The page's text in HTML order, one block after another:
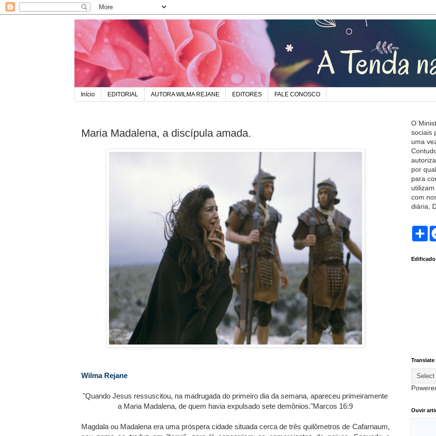
Início EDITORIAL AUTORA WILMA REJANE EDITORES FALE CONOSCO
Maria Madalena, a discípula amada.
Wilma Rejane
"Quando Jesus ressuscitou, na madrugada do primeiro dia da semana, apareceu primeiramente
a Maria Madalena, de quem havia expulsado sete demônios."Marcos 16:9
Magdala ou Madalena era uma próspera cidade situada cerca de três quilômetros de Cafarnaum,
O
sociais
uma
por
para
com
diária,
S
e
Translate
Ouvir